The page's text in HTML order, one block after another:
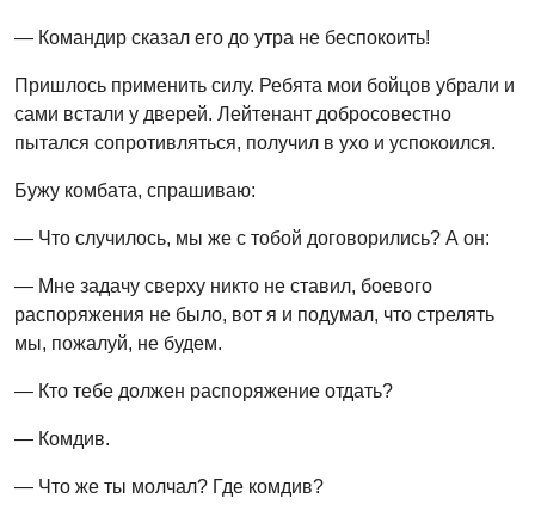
— Командир сказал его до утра не беспокоить!
Пришлось применить силу. Ребята мои бойцов убрали и
сами встали у дверей. Лейтенант добросовестно
пытался сопротивляться, получил в ухо и успокоился.
Бужу комбата, спрашиваю:
— Что случилось, мы же с тобой договорились? А он:
— Мне задачу сверху никто не ставил, боевого
распоряжения не было, вот я и подумал, что стрелять
мы, пожалуй, не будем.
— Кто тебе должен распоряжение отдать?
— Комдив.
— Что же ты молчал? Где комдив?